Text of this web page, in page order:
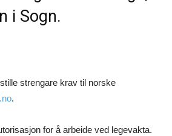
i Sogn.
strengare krav til norske
.
for å arbeide ved legevakta.